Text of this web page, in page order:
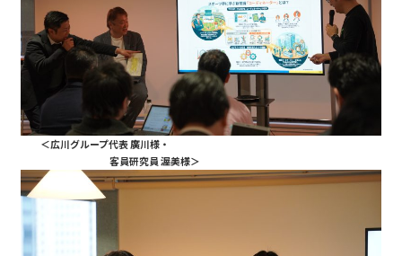
＜広川グループ代表 廣川様・
客員研究員 渥美様＞